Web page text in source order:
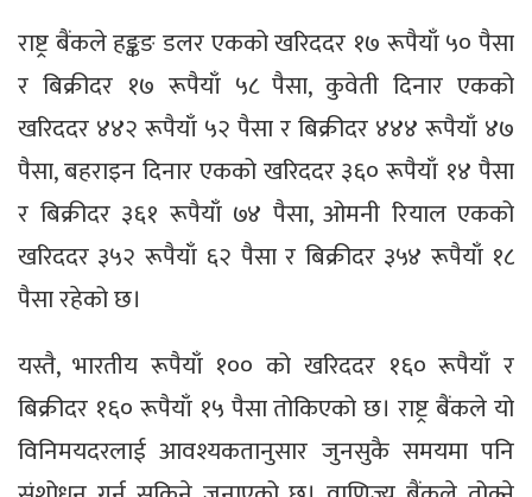
राष्ट्र बैंकले हङ्कङ डलर एकको खरिददर १७ रूपैयाँ ५० पैसा
र बिक्रीदर १७ रूपैयाँ ५८ पैसा, कुवेती दिनार एकको
खरिददर ४४२ रूपैयाँ ५२ पैसा र बिक्रीदर ४४४ रूपैयाँ ४७
पैसा, बहराइन दिनार एकको खरिददर ३६० रूपैयाँ १४ पैसा
र बिक्रीदर ३६१ रूपैयाँ ७४ पैसा, ओमनी रियाल एकको
खरिददर ३५२ रूपैयाँ ६२ पैसा र बिक्रीदर ३५४ रूपैयाँ १८
पैसा रहेको छ।
यस्तै, भारतीय रूपैयाँ १०० को खरिददर १६० रूपैयाँ र
बिक्रीदर १६० रूपैयाँ १५ पैसा तोकिएको छ। राष्ट्र बैंकले यो
विनिमयदरलाई आवश्यकतानुसार जुनसुकै समयमा पनि